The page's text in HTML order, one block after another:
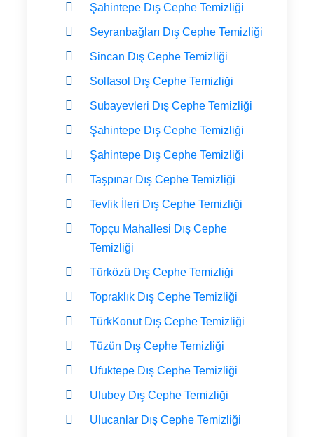
Şahintepe Dış Cephe Temizliği
Seyranbağları Dış Cephe Temizliği
Sincan Dış Cephe Temizliği
Solfasol Dış Cephe Temizliği
Subayevleri Dış Cephe Temizliği
Şahintepe Dış Cephe Temizliği
Şahintepe Dış Cephe Temizliği
Taşpınar Dış Cephe Temizliği
Tevfik İleri Dış Cephe Temizliği
Topçu Mahallesi Dış Cephe
Temizliği
Türközü Dış Cephe Temizliği
Topraklık Dış Cephe Temizliği
TürkKonut Dış Cephe Temizliği
Tüzün Dış Cephe Temizliği
Ufuktepe Dış Cephe Temizliği
Ulubey Dış Cephe Temizliği
Ulucanlar Dış Cephe Temizliği